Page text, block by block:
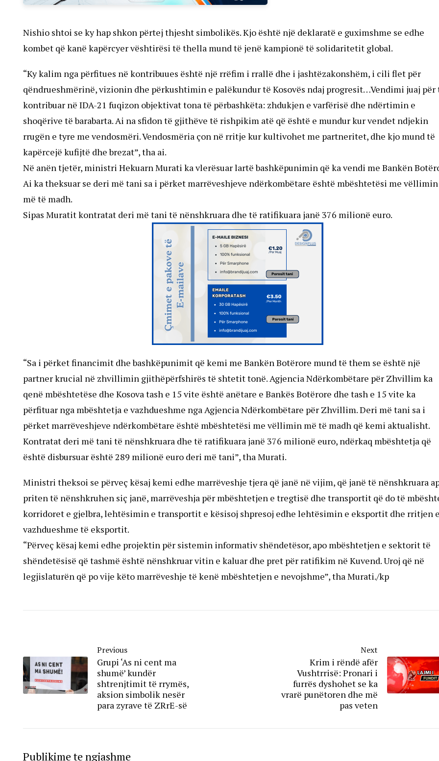
Nishio shtoi se ky hap shkon përtej thjesht simbolikës. Kjo është një deklaratë e guximshme se edhe
kombet që kanë kapërcyer vështirësi të thella mund të jenë kampionë të solidaritetit global.
“Ky kalim nga përfitues në kontribuues është një rrëfim i rrallë dhe i jashtëzakonshëm, i cili flet për
qëndrueshmërinë, vizionin dhe përkushtimin e palëkundur të Kosovës ndaj progresit…Vendimi juaj për
kontribuar në IDA-21 fuqizon objektivat tona të përbashkëta: zhdukjen e varfërisë dhe ndërtimin e
shoqërive të barabarta. Ai na sfidon të gjithëve të rishpikim atë që është e mundur kur vendet ndjekin
rrugën e tyre me vendosmëri. Vendosmëria çon në rritje kur kultivohet me partneritet, dhe kjo mund të
kapërcejë kufijtë dhe brezat”, tha ai.
Në anën tjetër, ministri Hekuarn Murati ka vlerësuar lartë bashkëpunimin që ka vendi me Bankën
Ai ka theksuar se deri më tani sa i përket marrëveshjeve ndërkombëtare është mbështetësi me vëllimin
më të madh.
Sipas Muratit kontratat deri më tani të nënshkruara dhe të ratifikuara janë 376 milionë euro.
“Sa i përket financimit dhe bashkëpunimit që kemi me Bankën Botërore mund të them se është një
partner krucial në zhvillimin gjithëpërfshirës të shtetit tonë. Agjencia Ndërkombëtare për Zhvillim ka
qenë mbështetëse dhe Kosova tash e 15 vite është anëtare e Bankës Botërore dhe tash e 15 vite ka
përfituar nga mbështetja e vazhdueshme nga Agjencia Ndërkombëtare për Zhvillim. Deri më tani sa i
përket marrëveshjeve ndërkombëtare është mbështetësi me vëllimin më të madh që kemi aktualisht.
Kontratat deri më tani të nënshkruara dhe të ratifikuara janë 376 milionë euro, ndërkaq mbështetja që
është disbursuar është 289 milionë euro deri më tani”, tha Murati.
Ministri theksoi se përveç kësaj kemi edhe marrëveshje tjera që janë në vijim, që janë të nënshkruara
priten të nënshkruhen siç janë, marrëveshja për mbështetjen e tregtisë dhe transportit që do të
korridoret e gjelbra, lehtësimin e transportit e kësisoj shpresoj edhe lehtësimin e eksportit dhe rritjen
vazhdueshme të eksportit.
“Përveç kësaj kemi edhe projektin për sistemin informativ shëndetësor, apo mbështetjen e sektorit të
shëndetësisë që tashmë është nënshkruar vitin e kaluar dhe pret për ratifikim në Kuvend. Uroj që në
legjislaturën që po vije këto marrëveshje të kenë mbështetjen e nevojshme”, tha Murati./kp
Previous
Grupi ‘As ni cent ma
shumë’ kundër
shtrenjtimit të rrymës,
aksion simbolik nesër
para zyrave të ZRrE-së
Next
Krim i rëndë afër
Vushtrrisë: Pronari i
furrës dyshohet se ka
vrarë punëtoren dhe më
pas veten
Publikime te ngjashme